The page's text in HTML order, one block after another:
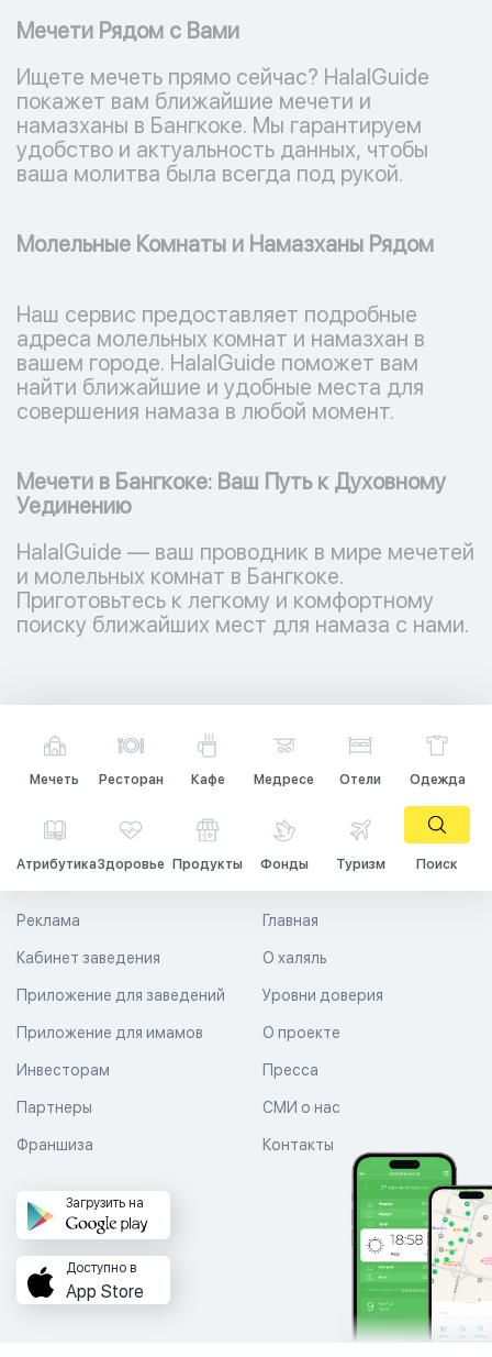
Мечети Рядом с Вами
Ищете мечеть прямо сейчас? HalalGuide
покажет вам ближайшие мечети и
намазханы в Бангкоке. Мы гарантируем
удобство и актуальность данных, чтобы
ваша молитва была всегда под рукой.
Молельные Комнаты и Намазханы Рядом
Наш сервис предоставляет подробные
адреса молельных комнат и намазхан в
вашем городе. HalalGuide поможет вам
найти ближайшие и удобные места для
совершения намаза в любой момент.
Мечети в Бангкоке: Ваш Путь к Духовному
Уединению
HalalGuide — ваш проводник в мире мечетей
и молельных комнат в Бангкоке.
Приготовьтесь к легкому и комфортному
поиску ближайших мест для намаза с нами.
Мечеть Ресторан Кафе Медресе Отели Одежда
АтрибутикаЗдоровье Продукты Фонды Туризм Поиск
Главная
О халяль
Уровни доверия
Реклама
Кабинет заведения
Приложение для заведений
Приложение для имамов О проекте
Пресса
СМИ о нас
Контакты
Инвесторам
Партнеры
Франшиза
Загрузить на
Доступно в
App Store